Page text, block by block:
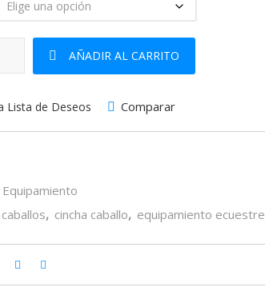
Corta Negro cantidad
AÑADIR AL CARRITO
Lista de Deseos Comparar
Equipamiento
caballos, cincha caballo, equipamiento ecuestre